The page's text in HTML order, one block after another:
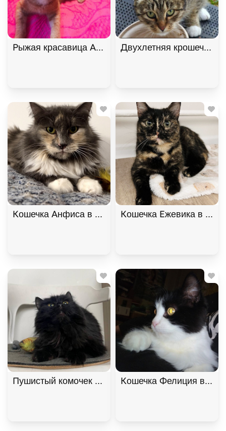
Рыжая красавица Афина хочет домой! В дар!,
Двухлетняя крошечная
Кошечка Анфиса в добрые руки, Трёхцветный,
Кошечка Ежевика в
Пушистый комочек Уголёк ищет дом! В дар!,
Кошечка Фелиция в